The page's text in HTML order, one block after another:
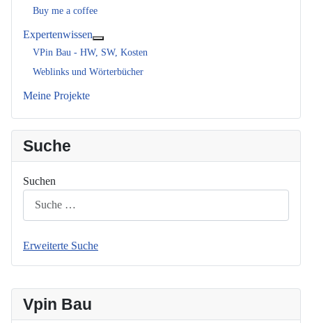
Vpin Bau
Buy me a coffee
Expertenwissen
VPin Bau - HW, SW, Kosten
Weblinks und Wörterbücher
Meine Projekte
Suche
Suchen
Erweiterte Suche